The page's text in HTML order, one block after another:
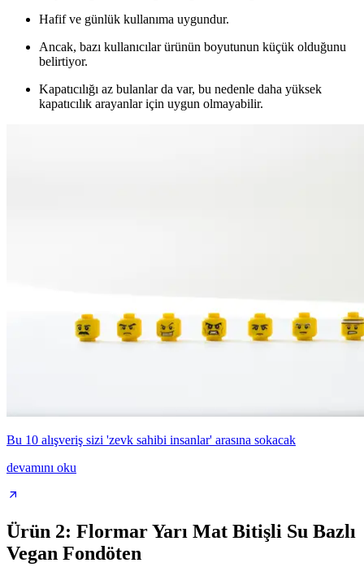
Hafif ve günlük kullanıma uygundur.
Ancak, bazı kullanıcılar ürünün boyutunun küçük olduğunu
belirtiyor.
Kapatıcılığı az bulanlar da var, bu nedenle daha yüksek
kapatıcılık arayanlar için uygun olmayabilir.
Bu 10 alışveriş sizi 'zevk sahibi insanlar' arasına sokacak
devamını oku
Ürün 2: Flormar Yarı Mat Bitişli Su Bazlı
Vegan Fondöten